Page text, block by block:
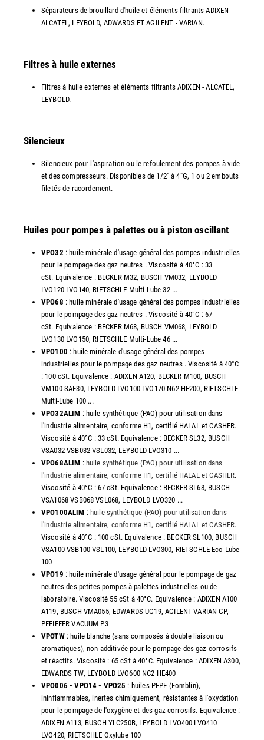
Séparateurs de brouillard d'huile et éléments filtrants ADIXEN -
ALCATEL, LEYBOLD, ADWARDS ET AGILENT - VARIAN.
Filtres à huile externes
Filtres à huile externes et éléments filtrants ADIXEN - ALCATEL,
LEYBOLD.
Silencieux
Silencieux pour l'aspiration ou le refoulement des pompes à vide
et des compresseurs. Disponibles de 1/2" à 4"G, 1 ou 2 embouts
filetés de racordement.
Huiles pour pompes à palettes ou à piston oscillant
VPO32 : huile minérale d'usage général des pompes industrielles
pour le pompage des gaz neutres . Viscosité à 40°C : 33
cSt. Equivalence : BECKER M32, BUSCH VM032, LEYBOLD
LVO120 LVO140, RIETSCHLE Multi-Lube 32 ...
VPO68 : huile minérale d'usage général des pompes industrielles
pour le pompage des gaz neutres . Viscosité à 40°C : 67
cSt. Equivalence : BECKER M68, BUSCH VM068, LEYBOLD
LVO130 LVO150, RIETSCHLE Multi-Lube 46 ...
VPO100 : huile minérale d'usage général des pompes
industrielles pour le pompage des gaz neutres . Viscosité à 40°C
: 100 cSt. Equivalence : ADIXEN A120, BECKER M100, BUSCH
VM100 SAE30, LEYBOLD LVO100 LVO170 N62 HE200, RIETSCHLE
Multi-Lube 100 ...
VPO32ALIM : huile synthétique (PAO) pour utilisation dans
l'industrie alimentaire, conforme H1, certifié HALAL et CASHER.
Viscosité à 40°C : 33 cSt. Equivalence : BECKER SL32, BUSCH
VSA032 VSB032 VSL032, LEYBOLD LVO310 ...
VPO68ALIM : huile synthétique (PAO) pour utilisation dans
l'industrie alimentaire, conforme H1, certifié HALAL et CASHER.
Viscosité à 40°C : 67 cSt. Equivalence : BECKER SL68, BUSCH
VSA1068 VSB068 VSL068, LEYBOLD LVO320 ...
VPO100ALIM : huile synthétique (PAO) pour utilisation dans
l'industrie alimentaire, conforme H1, certifié HALAL et CASHER.
Viscosité à 40°C : 100 cSt. Equivalence : BECKER SL100, BUSCH
VSA100 VSB100 VSL100, LEYBOLD LVO300, RIETSCHLE Eco-Lube
100
VPO19 : huile minérale d'usage général pour le pompage de gaz
neutres des petites pompes à palettes industrielles ou de
laboratoire. Viscosité 55 cSt à 40°C. Equivalence : ADIXEN A100
A119, BUSCH VMA055, EDWARDS UG19, AGILENT-VARIAN GP,
PFEIFFER VACUUM P3
VPOTW: huile blanche (sans composés à double liaison ou
aromatiques), non additivée pour le pompage des gaz corrosifs
et réactifs. Viscosité : 65 cSt à 40°C. Equivalence : ADIXEN A300,
EDWARDS TW, LEYBOLD LVO600 NC2 HE400
VPO006 - VPO14 - VPO25 : huiles PFPE (Fomblin),
ininflammables, inertes chimiquement, résistantes à l'oxydation
pour le pompage de l'oxygène et des gaz corrosifs. Equivalence :
ADIXEN A113, BUSCH YLC250B, LEYBOLD LVO400 LVO410
LVO420, RIETSCHLE Oxylube 100